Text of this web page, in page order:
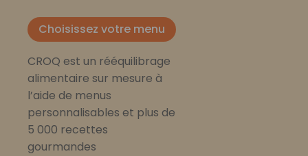
Choisissez votre menu
CROQ est un rééquilibrage
alimentaire sur mesure à
l’aide de menus
personnalisables et plus de
5 000 recettes
gourmandes